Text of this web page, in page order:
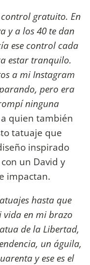
gratuito. En
y a los 40 te dan
ese control cada
estar tranquilo.
a mi Instagram
pero era
ninguna
quien también
tatuaje que
inspirado
un David y
impactan.
hasta que
vida en mi brazo
de la Libertad,
un águila,
y ese es el